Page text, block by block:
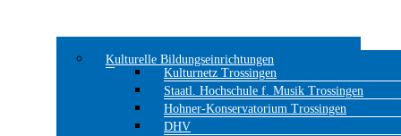
Kulturelle Bildungseinrichtungen
Kulturnetz Trossingen
Staatl. Hochschule f. Musik Trossingen
Hohner-Konservatorium Trossingen
DHV